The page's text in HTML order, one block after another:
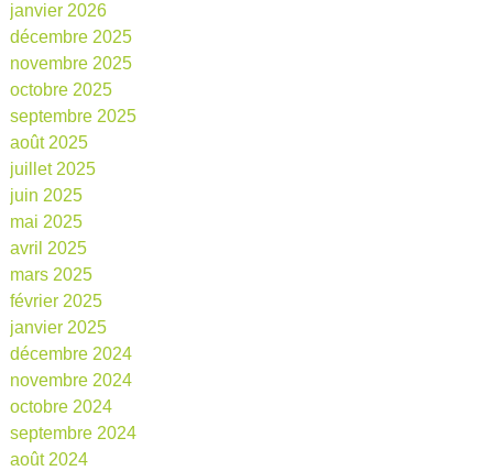
janvier 2026
décembre 2025
novembre 2025
octobre 2025
septembre 2025
août 2025
juillet 2025
juin 2025
mai 2025
avril 2025
mars 2025
février 2025
janvier 2025
décembre 2024
novembre 2024
octobre 2024
septembre 2024
août 2024